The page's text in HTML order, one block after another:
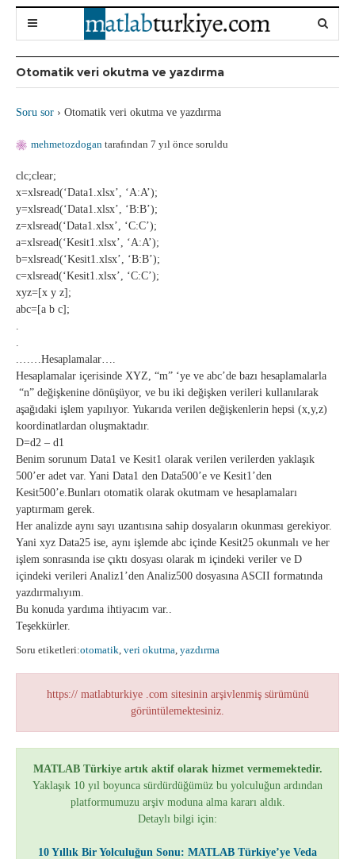
Otomatik veri okutma ve yazdırma
Soru sor › Otomatik veri okutma ve yazdırma
mehmetozdogan tarafından 7 yıl önce soruldu
clc;clear;
x=xlsread(‘Data1.xlsx’, ‘A:A’);
y=xlsread(‘Data1.xlsx’, ‘B:B’);
z=xlsread(‘Data1.xlsx’, ‘C:C’);
a=xlsread(‘Kesit1.xlsx’, ‘A:A’);
b=xlsread(‘Kesit1.xlsx’, ‘B:B’);
c=xlsread(‘Kesit1.xlsx’, ‘C:C’);
xyz=[x y z];
abc=[a b c];
.
.
.……Hesaplamalar….
Hesaplamalar içerisinde XYZ, “m” ‘ye ve abc’de bazı hesaplamalarla
“n” değişkenine dönüşüyor, ve bu iki değişken verileri kullanılarak
aşağıdaki işlem yapılıyor. Yukarıda verilen değişkenlerin hepsi (x,y,z)
koordinatlardan oluşmaktadır.
D=d2 – d1
Benim sorunum Data1 ve Kesit1 olarak verilen verilerden yaklaşık
500’er adet var. Yani Data1 den Data500’e ve Kesit1’den
Kesit500’e.Bunları otomatik olarak okutmam ve hesaplamaları
yaptırmam gerek.
Her analizde aynı sayı uzantısına sahip dosyaların okunması gerekiyor.
Yani xyz Data25 ise, aynı işlemde abc içinde Kesit25 okunmalı ve her
işlem sonrasında ise çıktı dosyası olarak m içindeki veriler ve D
içindeki verileri Analiz1’den Analiz500 dosyasına ASCII formatında
yazdırmalıyım.
Bu konuda yardıma ihtiyacım var..
Teşekkürler.
Soru etiketleri:otomatik, veri okutma, yazdırma
https:// matlabturkiye .com sitesinin arşivlenmiş sürümünü
görüntülemektesiniz.
MATLAB Türkiye artık aktif olarak hizmet vermemektedir.
Yaklaşık 10 yıl boyunca sürdürdüğümüz bu yolculuğun ardından
platformumuzu arşiv moduna alma kararı aldık.
Detaylı bilgi için:
10 Yıllık Bir Yolculuğun Sonu: MATLAB Türkiye’ye Veda